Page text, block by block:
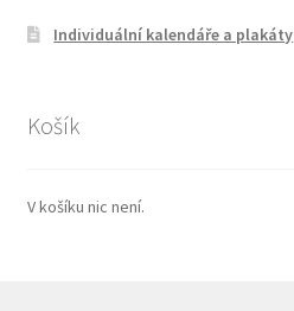
Individuální kalendáře a plakáty
Košík
V košíku nic není.